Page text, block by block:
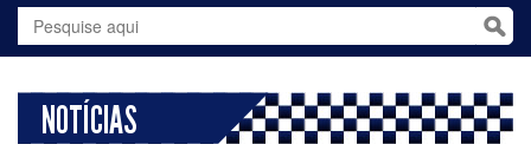
NOTÍCIAS